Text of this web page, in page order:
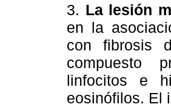
3. La lesión
en la
con fibrosis
compuesto
linfocitos e
eosinófilos. El